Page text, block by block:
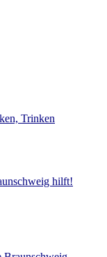
Trinken
hilft!